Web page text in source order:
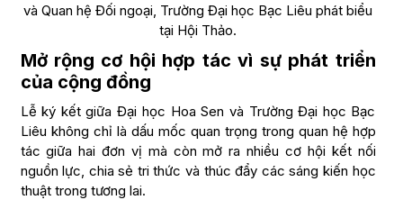
và Quan hệ Đối ngoại, Trường Đại học Bạc Liêu phát biểu
tại Hội Thảo.
Mở rộng cơ hội hợp tác vì sự phát triển
của cộng đồng
Lễ ký kết giữa Đại học Hoa Sen và Trường Đại học Bạc
Liêu không chỉ là dấu mốc quan trọng trong quan hệ hợp
tác giữa hai đơn vị mà còn mở ra nhiều cơ hội kết nối
nguồn lực, chia sẻ tri thức và thúc đẩy các sáng kiến học
thuật trong tương lai.